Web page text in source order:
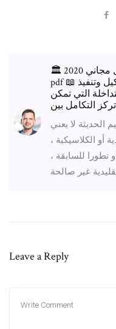
🏛 كتب الإدارة الإستراتيجية مكتبة تحميل مجاني 2020
pdf 📖 الاستراتيجية هي علم وفن يهتم بتشكيل وتنفيذ
التي تمكن
التكامل بين
الحديثة لا يعني
أو الكلاسيكية ،
تطورا للسابقة ،
غير صالحة
Leave a Reply